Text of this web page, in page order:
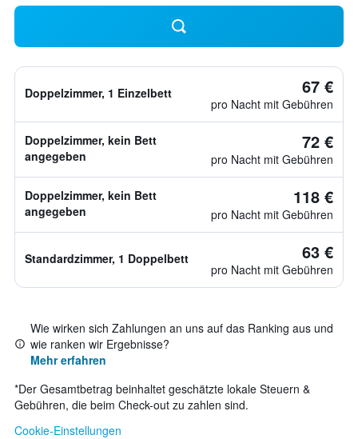
Doppelzimmer, 1 Einzelbett 67 €
pro Nacht mit Gebühren
Doppelzimmer, kein Bett
angegeben
72 €
pro Nacht mit Gebühren
Doppelzimmer, kein Bett
angegeben
118 €
pro Nacht mit Gebühren
Standardzimmer, 1 Doppelbett 63 €
pro Nacht mit Gebühren
Wie wirken sich Zahlungen an uns auf das Ranking aus und
wie ranken wir Ergebnisse?
Mehr erfahren
*Der Gesamtbetrag beinhaltet geschätzte lokale Steuern &
Gebühren, die beim Check-out zu zahlen sind.
Cookie-Einstellungen